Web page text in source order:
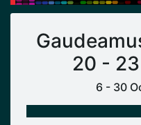
20 -
6 - 30